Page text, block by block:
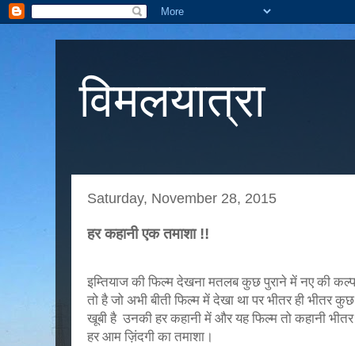
विमलयात्रा
Saturday, November 28, 2015
हर कहानी एक तमाशा !!
इम्तियाज की फिल्म देखना मतलब कुछ पुराने में नए की
तो है जो अभी बीती फिल्म में देखा था पर भीतर ही भीतर
खूबी है उनकी हर कहानी में और यह फिल्म तो कहानी
हर आम ज़िंदगी का तमाशा।